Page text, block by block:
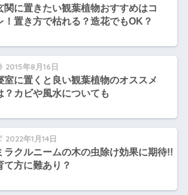
関に置きたい観葉植物おすすめはコ
！置き方で枯れる？造花でもOK？
2015年8月16日
室に置くと良い観葉植物のオススメ
？カビや風水についても
2022年1月14日
ラクルニームの木の虫除け効果に期待!!
て方に難あり？